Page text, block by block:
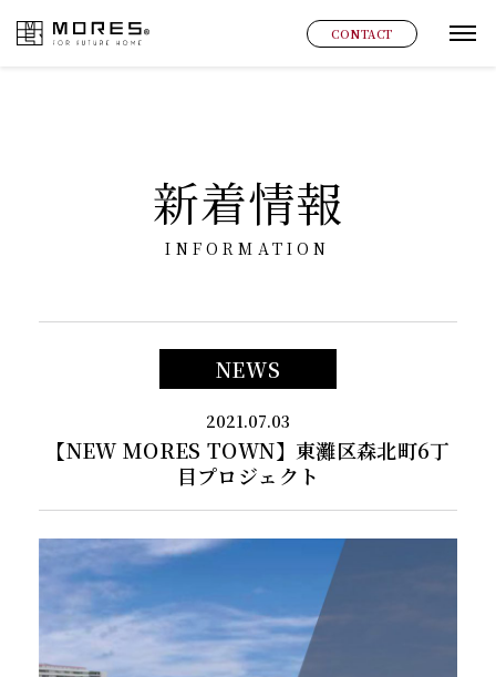
MORES CONTACT グ
新着情報
INFORMATION
NEWS
2021.07.03
【NEW MORES TOWN】東灘区森北町6丁
目プロジェクト